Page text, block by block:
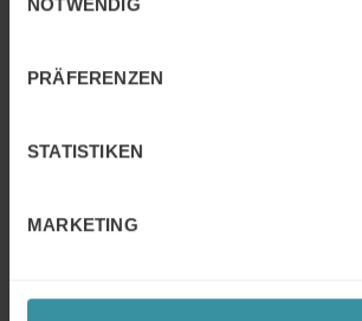
NOTWENDIG
PRÄFERENZEN
STATISTIKEN
MARKETING
Kompetenzen
wie werden sie durch Rollenspiele